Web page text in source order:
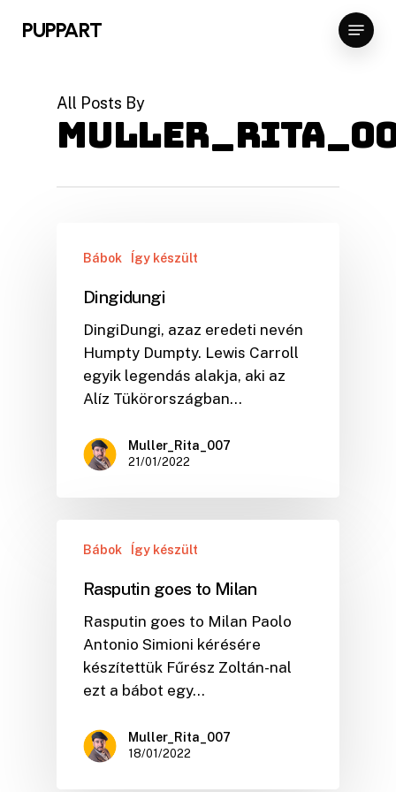
PUPPART Menu
All Posts By
Bábok Így készült
Dingidungi
DingiDungi, azaz eredeti nevén
Humpty Dumpty. Lewis Carroll
egyik legendás alakja, aki az
Alíz Tükörországban…
Muller_Rita_007
21/01/2022
Bábok Így készült
Rasputin goes to Milan
Rasputin goes to Milan Paolo
Antonio Simioni kérésére
készítettük Fűrész Zoltán-nal
ezt a bábot egy…
Muller_Rita_007
18/01/2022